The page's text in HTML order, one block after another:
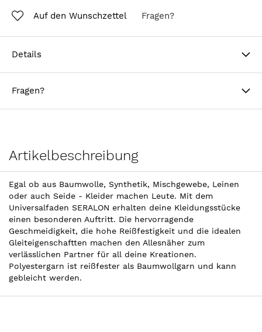
Auf den Wunschzettel Fragen?
Details
Fragen?
Artikelbeschreibung
Egal ob aus Baumwolle, Synthetik, Mischgewebe, Leinen
oder auch Seide - Kleider machen Leute. Mit dem
Universalfaden SERALON erhalten deine Kleidungsstücke
einen besonderen Auftritt. Die hervorragende
Geschmeidigkeit, die hohe Reißfestigkeit und die idealen
Gleiteigenschaftten machen den Allesnäher zum
verlässlichen Partner für all deine Kreationen.
Polyestergarn ist reißfester als Baumwollgarn und kann
gebleicht werden.